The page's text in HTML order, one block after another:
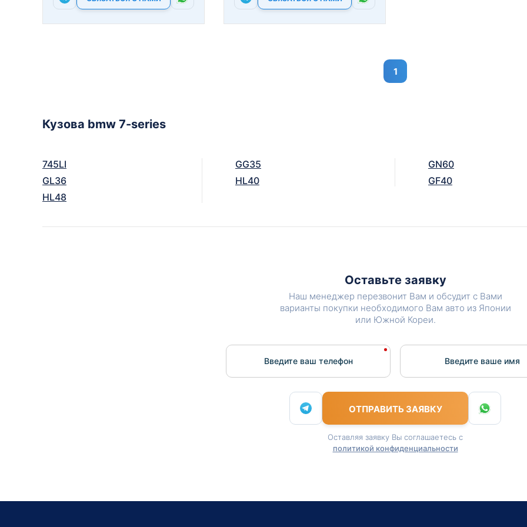
1
Кузова bmw 7-series
745LI GG35 GN60
GL36
HL40 GF40
HL48
Оставьте заявку
Наш менеджер перезвонит Вам и обсудит с Вами
варианты покупки необходимого Вам авто из Японии
или Южной Кореи.
Введите ваш телефон Введите вашe имя
ОТПРАВИТЬ ЗАЯВКУ
Оставляя заявку Вы соглашаетесь с
политикой конфиденциальности